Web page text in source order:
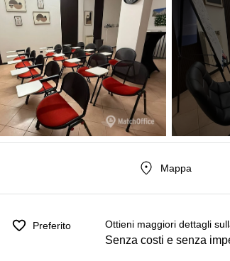
Mappa
Preferito Ottieni maggiori dettagli
Senza costi e senza